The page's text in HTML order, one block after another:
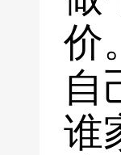
价
自
谁